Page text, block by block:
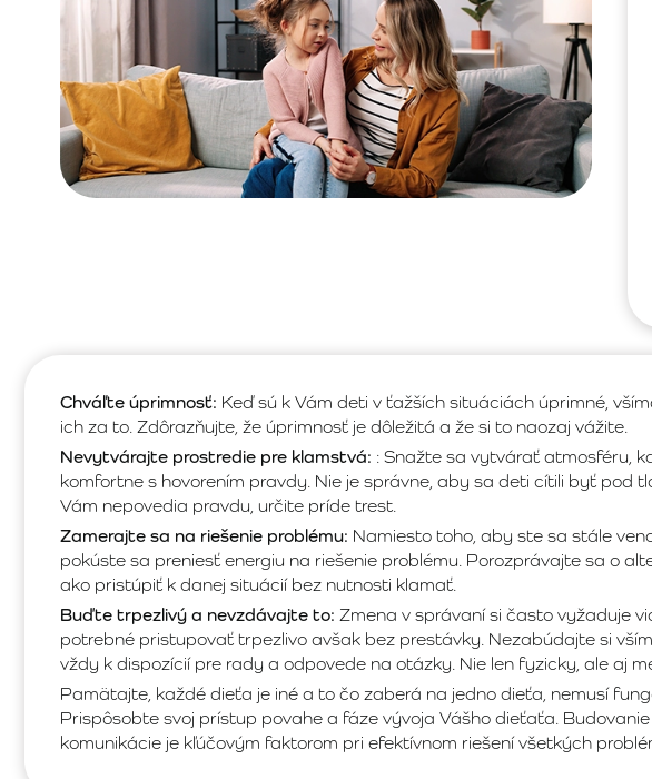
Chváľte úprimnosť: Keď sú k Vám deti v ťažších situáciách úprimné,
ich za to. Zdôrazňujte, že úprimnosť je dôležitá a že si to naozaj vážite.
Nevytvárajte prostredie pre klamstvá: : Snažte sa vytvárať atmosféru,
komfortne s hovorením pravdy. Nie je správne, aby sa deti cítili byť pod
Vám nepovedia pravdu, určite príde trest.
Zamerajte sa na riešenie problému: Namiesto toho, aby ste sa stále
pokúste sa preniesť energiu na riešenie problému. Porozprávajte sa o
ako pristúpiť k danej situácií bez nutnosti klamať.
Buďte trpezlivý a nevzdávajte to: Zmena v správaní si často vyžaduje
potrebné pristupovať trpezlivo avšak bez prestávky. Nezabúdajte si
vždy k dispozícií pre rady a odpovede na otázky. Nie len fyzicky, ale aj
Pamätajte, každé dieťa je iné a to čo zaberá na jedno dieťa, nemusí
Prispôsobte svoj prístup povahe a fáze vývoja Vášho dieťaťa.
komunikácie je kľúčovým faktorom pri efektívnom riešení všetkých